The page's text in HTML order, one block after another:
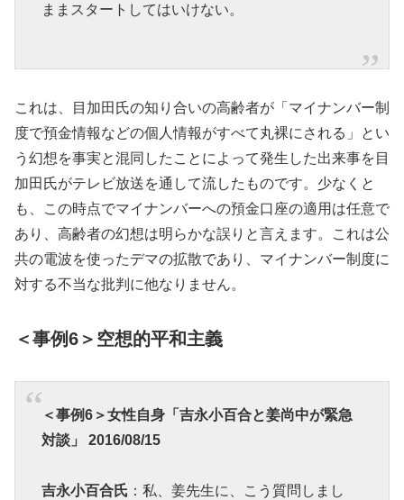
ままスタートしてはいけない。
これは、目加田氏の知り合いの高齢者が「マイナンバー制
度で預金情報などの個人情報がすべて丸裸にされる」とい
う幻想を事実と混同したことによって発生した出来事を目
加田氏がテレビ放送を通して流したものです。少なくと
も、この時点でマイナンバーへの預金口座の適用は任意で
あり、高齢者の幻想は明らかな誤りと言えます。これは公
共の電波を使ったデマの拡散であり、マイナンバー制度に
対する不当な批判に他なりません。
＜事例6＞空想的平和主義
＜事例6＞女性自身「吉永小百合と姜尚中が緊急
対談」 2016/08/15
吉永小百合氏 ：私、姜先生に、こう質問しまし